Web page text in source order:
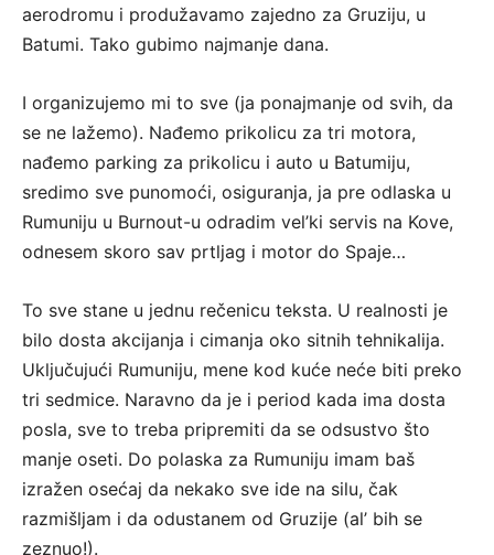
aerodromu i produžavamo zajedno za Gruziju, u
Batumi. Tako gubimo najmanje dana.
I organizujemo mi to sve (ja ponajmanje od svih, da
se ne lažemo). Nađemo prikolicu za tri motora,
nađemo parking za prikolicu i auto u Batumiju,
sredimo sve punomoći, osiguranja, ja pre odlaska u
Rumuniju u Burnout-u odradim vel’ki servis na Kove,
odnesem skoro sav prtljag i motor do Spaje…
To sve stane u jednu rečenicu teksta. U realnosti je
bilo dosta akcijanja i cimanja oko sitnih tehnikalija.
Uključujući Rumuniju, mene kod kuće neće biti preko
tri sedmice. Naravno da je i period kada ima dosta
posla, sve to treba pripremiti da se odsustvo što
manje oseti. Do polaska za Rumuniju imam baš
izražen osećaj da nekako sve ide na silu, čak
razmišljam i da odustanem od Gruzije (al’ bih se
zeznuo!).